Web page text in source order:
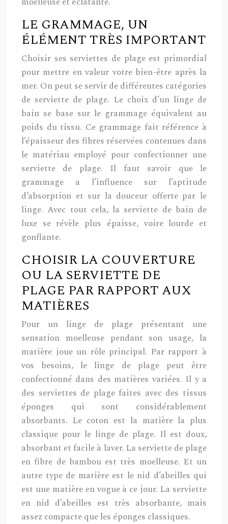
LE GRAMMAGE, UN
ÉLÉMENT TRÈS IMPORTANT
Choisir ses serviettes de plage est primordial
pour mettre en valeur votre bien-être après la
mer. On peut se servir de différentes catégories
de serviette de plage. Le choix d’un linge de
bain se base sur le grammage équivalent au
poids du tissu. Ce grammage fait référence à
l’épaisseur des fibres réservées contenues dans
le matériau employé pour confectionner une
serviette de plage. Il faut savoir que le
grammage a l’influence sur l’aptitude
d’absorption et sur la douceur offerte par le
linge. Avec tout cela, la serviette de bain de
luxe se révèle plus épaisse, voire lourde et
gonflante.
CHOISIR LA COUVERTURE
OU LA SERVIETTE DE
PLAGE PAR RAPPORT AUX
MATIÈRES
Pour un linge de plage présentant une
sensation moelleuse pendant son usage, la
matière joue un rôle principal. Par rapport à
vos besoins, le linge de plage peut être
confectionné dans des matières variées. Il y a
des serviettes de plage faites avec des tissus
éponges qui sont considérablement
absorbants. Le coton est la matière la plus
classique pour le linge de plage. Il est doux,
absorbant et facile à laver. La serviette de plage
en fibre de bambou est très moelleuse. Et un
autre type de matière est le nid d’abeilles qui
est une matière en vogue à ce jour. La serviette
en nid d’abeilles est très absorbante, mais
assez compacte que les éponges classiques.